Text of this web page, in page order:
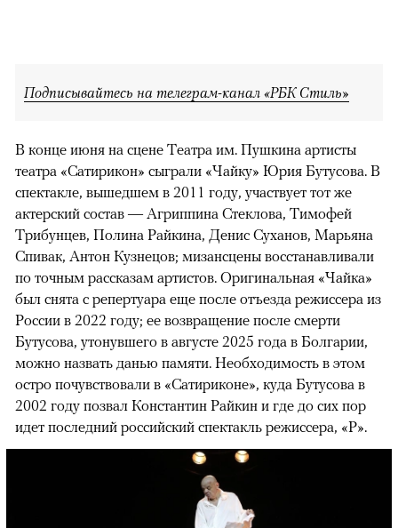
Подписывайтесь на телеграм-канал «РБК Стиль»
В конце июня на сцене Театра им. Пушкина артисты
театра «Сатирикон» сыграли «Чайку» Юрия Бутусова. В
спектакле, вышедшем в 2011 году, участвует тот же
актерский состав — Агриппина Стеклова, Тимофей
Трибунцев, Полина Райкина, Денис Суханов, Марьяна
Спивак, Антон Кузнецов; мизансцены восстанавливали
по точным рассказам артистов. Оригинальная «Чайка»
был снята с репертуара еще после отъезда режиссера из
России в 2022 году; ее возвращение после смерти
Бутусова, утонувшего в августе 2025 года в Болгарии,
можно назвать данью памяти. Необходимость в этом
остро почувствовали в «Сатириконе», куда Бутусова в
2002 году позвал Константин Райкин и где до сих пор
идет последний российский спектакль режиссера, «Р».